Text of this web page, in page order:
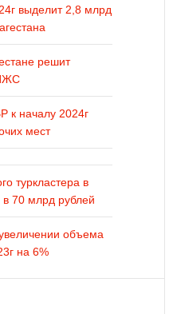
выделит 2,8 млрд
решит
к началу 2024г
мест
туркластера в
в 70 млрд рублей
объема
на 6%